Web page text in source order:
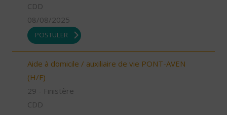
CDD
08/08/2025
POSTULER
Aide à domicile / auxiliaire de vie PONT-AVEN
(H/F)
29 - Finistère
CDD